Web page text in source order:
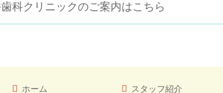
科クリニックのご案内はこちら
ホーム
スタッフ紹介